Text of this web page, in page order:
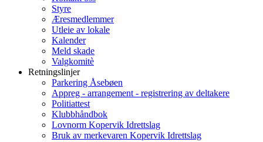
Styre
Æresmedlemmer
Utleie av lokale
Kalender
Meld skade
Valgkomitè
Retningslinjer
Parkering Åsebøen
Appreg - arrangement - registrering av deltakere
Politiattest
Klubbhåndbok
Lovnorm Kopervik Idrettslag
Bruk av merkevaren Kopervik Idrettslag